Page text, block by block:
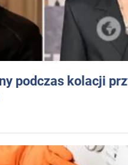
podczas kolacji